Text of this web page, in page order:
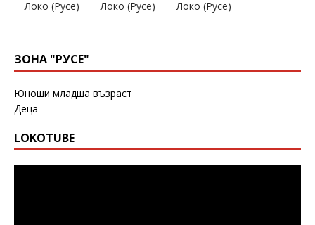
ЗОНА "РУСЕ"
Юноши младша възраст
Деца
LOKOTUBE